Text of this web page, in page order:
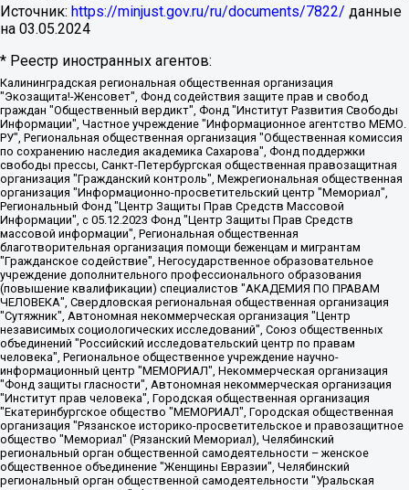
Источник: https://minjust.gov.ru/ru/documents/7822/ данные
на 03.05.2024
* Реестр иностранных агентов:
Калининградская региональная общественная организация "Экозащита!-Женсовет", Фонд содействия защите прав и свобод граждан "Общественный вердикт", Фонд "Институт Развития Свободы Информации", Частное учреждение "Информационное агентство МЕМО. РУ", Региональная общественная организация "Общественная комиссия по сохранению наследия академика Сахарова", Фонд поддержки свободы прессы, Санкт-Петербургская общественная правозащитная организация "Гражданский контроль", Межрегиональная общественная организация "Информационно-просветительский центр "Мемориал", Региональный Фонд "Центр Защиты Прав Средств Массовой Информации", с 05.12.2023 Фонд "Центр Защиты Прав Средств массовой информации", Региональная общественная благотворительная организация помощи беженцам и мигрантам "Гражданское содействие", Негосударственное образовательное учреждение дополнительного профессионального образования (повышение квалификации) специалистов "АКАДЕМИЯ ПО ПРАВАМ ЧЕЛОВЕКА", Свердловская региональная общественная организация "Сутяжник", Автономная некоммерческая организация "Центр независимых социологических исследований", Союз общественных объединений "Российский исследовательский центр по правам человека", Региональное общественное учреждение научно-информационный центр "МЕМОРИАЛ", Некоммерческая организация "Фонд защиты гласности", Автономная некоммерческая организация "Институт прав человека", Городская общественная организация "Екатеринбургское общество "МЕМОРИАЛ", Городская общественная организация "Рязанское историко-просветительское и правозащитное общество "Мемориал" (Рязанский Мемориал), Челябинский региональный орган общественной самодеятельности – женское общественное объединение "Женщины Евразии", Челябинский региональный орган общественной самодеятельности "Уральская правозащитная группа", Фонд содействия защите здоровья и социальной справедливости имени Андрея Рылькова, Автономная Некоммерческая Организация "Аналитический Центр Юрия Левады", Автономная некоммерческая организация социальной поддержки населения "Проект Апрель", Региональная общественная организация помощи женщинам и детям, находящимся в кризисной ситуации "Информационно-методический центр "Анна", Фонд содействия развитию массовых коммуникаций и правовому просвещению "Так-так-Так", Фонд содействия устойчивому развитию "Серебряная тайга", Свердловский региональный общественный фонд социальных проектов "Новое время", "Idel.Реалии", Кавказ.Реалии, Крым.Реалии, Телеканал Настоящее Время, Татаро-башкирская служба Радио Свобода (Azatliq Radiosi), Радио Свободная Европа/Радио Свобода (PCE/PC), "Сибирь.Реалии", "Фактограф", Благотворительный фонд помощи осужденным и их семьям, Автономная некоммерческая организация "Институт глобализации и социальных движений", Фонд "В защиту прав заключенных", Частное учреждение "Центр поддержки и содействия развитию средств массовой информации", Пензенский региональный общественный благотворительный фонд "Гражданский союз", "Север.Реалии", Некоммерческая организация Фонд "Правовая инициатива", Общество с ограниченной ответственностью "Радио Свободная Европа/Радио Свобода", Чешское информационное агентство "MEDIUM-ORIENT", Красноярская региональная общественная организация "Мы против СПИДа", Камалягин Денис Николаевич, Маркелов Сергей Евгеньевич, Пономарев Лев Александрович, Савицкая Людмила Алексеевна, Автономная некоммерческая организация "Центр по работе с проблемой насилия "НАСИЛИЮ.НЕТ", Межрегиональный профессиональный союз работников здравоохранения "Альянс врачей", Юридическое лицо, зарегистрированное в Латвийской Республике, SIA "Medusa Project" (регистрационный номер 40103797863, дата регистрации 10.06.2014), Некоммерческая организация "Фонд по борьбе с коррупцией", Автономная некоммерческая организация "Институт права и публичной политики", Баданин Роман Сергеевич, Гликин Максим Александрович, Железнова Мария Михайловна, Лукьянова Юлия Сергеевна, Маетная Елизавета Витальевна, Маняхин Петр Борисович, Чуракова Ольга Владимировна, Ярош Юлия Петровна, Юридическое лицо "The Insider SIA", зарегистрированное в Риге, Латвийская Республика (дата регистрации 26.06.2015), являющееся администратором доменного имени интернет-издания "The Insider SIA", https://theins.ru, Постернак Алексей Евгеньевич, Рубин Михаил Аркадьевич, Анин Роман Александрович, Юридическое лицо Istories fonds, зарегистрированное в Латвийской Республике (регистрационный номер 50008295751, дата регистрации 24.02.2020), Великовский Дмитрий Александрович, Долинина Ирина Николаевна, Мароховская Алеся Алексеевна, Шлейнов Роман Юрьевич, Шмагун Олеся Валентиновна, Общество с ограниченной ответственностью "Альтаир 2021", Общество с ограниченной ответственностью "Вега 2021", Общество с ограниченной ответственностью "Главный редактор 2021", Общество с ограниченной ответственностью "Ромашки монолит", Важенков Артем Валерьевич, Ивановская областная общественная организация "Центр гендерных исследований", Гурман Юрий Альбертович, Медиапроект "ОВД-Инфо", Егоров Владимир Владимирович, Жилинский Владимир Александрович, Общество с ограниченной ответственностью "ЗП", Иванова София Юрьевна, Карезина Инна Павловна, Кильтау Екатерина Викторовна, Петров Алексей Викторович, Пискунов Сергей Евгеньевич, Смирнов Сергей Сергеевич, Тихонов Михаил Сергеевич, Общество с ограниченной ответственностью "ЖУРНАЛИСТ-ИНОСТРАННЫЙ АГЕНТ", Арапова Галина Юрьевна, Вольтская Татьяна Анатольевна, Американская компания "Mason G.E.S. Anonymous Foundation" (США), являющаяся владельцем интернет-издания https://mnews.world/, Компания "Stichting Bellingcat", зарегистрированная в Нидерландах (дата регистрации 11.07.2018), Захаров Андрей Вячеславович, Клепиковская Екатерина Дмитриевна, Общество с ограниченной ответственностью "МЕМО", Перл Роман Александрович, Симонов Евгений Алексеевич, Соловьева Елена Анатольевна, Сотников Даниил Владимирович, Сурначева Елизавета Дмитриевна, Автономная некоммерческая организация по защите прав человека и информированию населения "Якутия – Наше Мнение", Общество с ограниченной ответственностью "Москоу диджитал медиа", с 26.01.2023 Общество с ограниченной ответственностью "Чайка Белые сады", Ветошкина Валерия Валерьевна, Заговора Максим Александрович, Межрегиональное общественное движение "Российская ЛГБТ - сеть", Оленичев Максим Владимирович, Павлов Иван Юрьевич, Скворцова Елена Сергеевна, Общество с ограниченной ответственностью "Как бы инагент", Кочетков Игорь Викторович, Общество с ограниченной ответственностью "Честные выборы", Еланчик Олег Александрович, Общество с ограниченной ответственностью "Нобелевский призыв", Гималова Регина Эмилевна, Григорьев Андрей Валерьевич, Григорьева Алина Александровна, Ассоциация по содействию защите прав призывников, альтернативнослужащих и военнослужащих "Правозащитная группа "Гражданин.Армия.Право", Хисамова Регина Фаритовна, Автономная некоммерческая организация по реализации социально-правовых программ "Лилит", Дальневосточное общественное движение "Маяк", Санкт-Петербургская ЛГБТ-инициативная группа "Выход", Инициативная группа ЛГБТ+ "Реверс", Алексеев Андрей Викторович, Бекбулатова Таисия Львовна, Беляев Иван Михайлович, Владыкина Елена Сергеевна, Гельман Марат Александрович, Никульшина Вероника Юрьевна, Толоконникова Надежда Андреевна, Шендерович Виктор Анатольевич, Общество с ограниченной ответственностью "Данное сообщение", Общество с ограниченной ответственностью Издательский дом "Новая глава", Айнбиндер Александра Александровна, Московский комьюнити-центр для ЛГБТ+инициатив, Благотворительный фонд развития филантропии, Deutsche Welle (Германия, Kurt-Schumacher-Strasse 3, 53113 Bonn), Борзунова Мария Михайловна, Воробьев Виктор Викторович, Голубева Анна Львовна, Константинова Алла Михайловна, Малкова Ирина Владимировна, Мурадов Мурад Абдулгалимович, Осетинская Елизавета Николаевна, Понасенков Евгений Николаевич, Ганапольский Матвей Юрьевич, Киселев Евгений Алексеевич, Борухович Ирина Григорьевна, Дремин Иван Тимофеевич, Дубровский Дмитрий Викторович, Красноярская региональная общественная организация поддержки и развития альтернативных образовательных технологий и межкультурных коммуникаций "ИНТЕРРА", Маяковская Екатерина Алексеевна, Фейгин Марк Захарович, Филимонов Андрей Викторович, Дзугкоева Регина Николаевна, Доброхотов Роман Александрович, Дудь Юрий Александрович, Елкин Сергей Владимирович, Кругликов Кирилл Игоревич, Сабунаева Мария Леонидовна, Семенов Алексей Владимирович, Шаинян Карен Багратович, Шульман Екатерина Михайловна, Асафьев Артур Валерьевич, Вахштайн Виктор Семенович, Венедиктов Алексей Алексеевич, Лушникова Екатерина Евгеньевна, Волков Леонид Михайлович, Невзоров Александр Глебович, Пархоменко Сергей Борисович, Сироткин Ярослав Николаевич, Кара-Мурза Владимир Владимирович, Баранова Наталья Владимировна, Гозман Леонид Яковлевич, Кагарлицкий Борис Юльевич, Климарев Михаил Валерьевич, Милов Владимир Станиславович, Автономная некоммерческая организация Краснодарский центр современного искусства "Типография", Моргенштерн Алишер Тагирович, Соболь Любовь Эдуардовна, Общество с ограниченной ответственностью "ЛИЗА НОРМ", Каспаров Гарри Кимович, Ходорковский Михаил Борисович, Общество с ограниченной ответственностью "Апрельские тезисы", Данилович Ирина Брониславовна, Кашин Олег Владимирович, Петров Николай Владимирович, Пивоваров Алексей Владимирович, Соколов Михаил Владимирович, Цветкова Юлия Владимировна, Чичваркин Евгений Александрович, Комитет против пыток/Команда против пыток, Общество с ограниченной ответственностью "Первый научный", Общество с ограниченной ответственностью "Вертолет и ко", Белоцерковская Вероника Борисовна, Кац Максим Евгеньевич, Лазарева Татьяна Юрьевна, Шаведдинов Руслан Табризович, Яшин Илья Валерьевич, Общество с ограниченной ответственностью "Иноагент ААВ", Алешковский Дмитрий Петрович, Альбац Евгения Марковна, Быков Дмитрий Львович, Галямина Юлия Евгеньевна, Лойко Сергей Леонидович, Мартынов Кирилл Константинович, Медведев Сергей Александрович, Крашенинников Федор Геннадиевич, Гордеева Катерина Вл